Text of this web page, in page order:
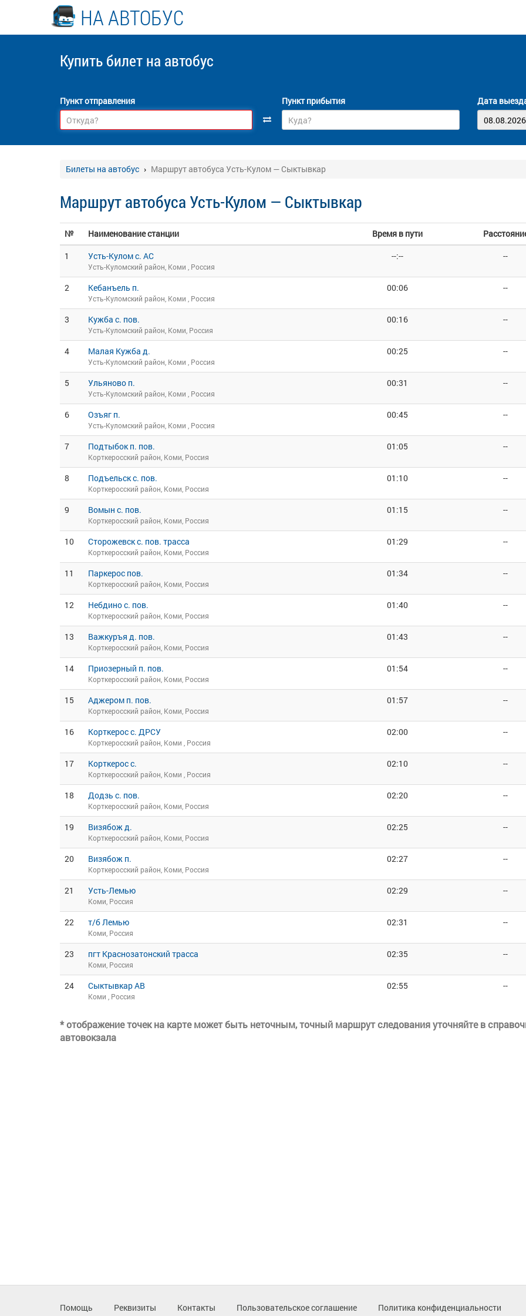
НА АВТОБУС
Купить билет на автобус
Пункт отправления Пункт прибытия Дата
Билеты на автобус Маршрут автобуса Усть-Кулом — Сыктывкар
Маршрут автобуса Усть-Кулом — Сыктывкар
№ Наименование станции Время в пути
1
Усть-Кулом с. АС
Усть-Куломский район, Коми , Россия
--:-- --
2 Кебанъель п.
Усть-Куломский район, Коми , Россия
00:06 --
3 Кужба с. пов.
Усть-Куломский район, Коми, Россия
00:16 --
4 Малая Кужба д.
Усть-Куломский район, Коми , Россия
00:25 --
5 Ульяново п.
Усть-Куломский район, Коми , Россия
00:31 --
6 Озъяг п.
Усть-Куломский район, Коми , Россия
00:45 --
7 Подтыбок п. пов.
Корткеросский район, Коми, Россия
01:05 --
8 Подъельск с. пов.
Корткеросский район, Коми, Россия
01:10 --
9 Вомын с. пов.
Корткеросский район, Коми, Россия
01:15 --
10 Сторожевск с. пов. трасса
Корткеросский район, Коми, Россия
01:29 --
11 Паркерос пов.
Корткеросский район, Коми, Россия
01:34 --
12 Небдино с. пов.
Корткеросский район, Коми, Россия
01:40 --
13 Важкуръя д. пов.
Корткеросский район, Коми, Россия
01:43 --
14 Приозерный п. пов.
Корткеросский район, Коми, Россия
01:54 --
15 Аджером п. пов.
Корткеросский район, Коми, Россия
01:57 --
16 Корткерос с. ДРСУ
Корткеросский район, Коми , Россия
02:00 --
17 Корткерос с.
Корткеросский район, Коми , Россия
02:10 --
18 Додзь с. пов.
Корткеросский район, Коми, Россия
02:20 --
19 Визябож д.
Корткеросский район, Коми, Россия
02:25 --
20 Визябож п.
Корткеросский район, Коми, Россия
02:27 --
21 Усть-Лемью
Коми, Россия
02:29 --
22 т/б Лемью
Коми, Россия
02:31 --
23 пгт Краснозатонский трасса
Коми, Россия
02:35 --
24 Сыктывкар АВ
Коми , Россия
02:55 --
* отображение точек на карте может быть неточным, точный маршрут следования уточняйте в
автовокзала
Помощь Реквизиты Контакты Пользовательское соглашение Политика конфиденциальности